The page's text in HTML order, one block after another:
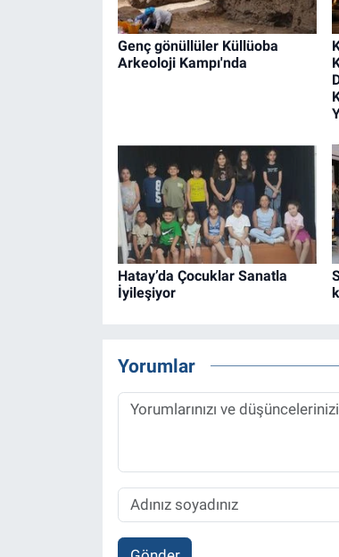
Genç gönüllüler Küllüoba
Arkeoloji Kampı'nda
Hatay’da Çocuklar Sanatla
İyileşiyor
Yorumlar